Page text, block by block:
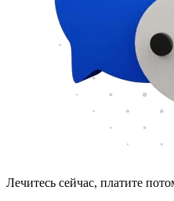
Лечитесь сейчас, платите